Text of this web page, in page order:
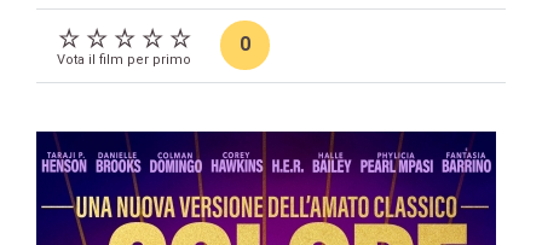
Vota il film per primo
0